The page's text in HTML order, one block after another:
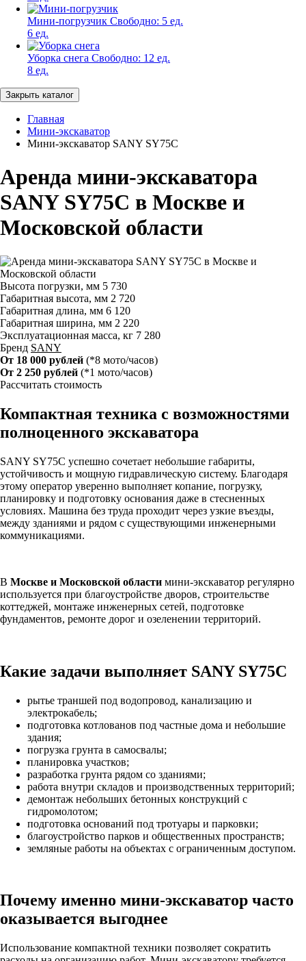
Мини-погрузчик Свободно: 5 ед.
6 ед.
Уборка снега Свободно: 12 ед.
8 ед.
Закрыть каталог
Главная
Мини-экскаватор
Мини-экскаватор SANY SY75C
Аренда мини-экскаватора
SANY SY75C в Москве и
Московской области
Высота погрузки, мм 5 730
Габаритная высота, мм 2 720
Габаритная длина, мм 6 120
Габаритная ширина, мм 2 220
Эксплуатационная масса, кг 7 280
Бренд SANY
От 18 000 рублей (*8 мото/часов)
От 2 250 рублей (*1 мото/часов)
Рассчитать стоимость
Компактная техника с возможностями
полноценного экскаватора
SANY SY75C успешно сочетает небольшие габариты,
устойчивость и мощную гидравлическую систему. Благодаря
этому оператор уверенно выполняет копание, погрузку,
планировку и подготовку основания даже в стесненных
условиях. Машина без труда проходит через узкие въезды,
между зданиями и рядом с существующими инженерными
коммуникациями.
В Москве и Московской области мини-экскаватор регулярно
используется при благоустройстве дворов, строительстве
коттеджей, монтаже инженерных сетей, подготовке
фундаментов, ремонте дорог и озеленении территорий.
Какие задачи выполняет SANY SY75C
рытье траншей под водопровод, канализацию и
электрокабель;
подготовка котлованов под частные дома и небольшие
здания;
погрузка грунта в самосвалы;
планировка участков;
разработка грунта рядом со зданиями;
работа внутри складов и производственных территорий;
демонтаж небольших бетонных конструкций с
гидромолотом;
подготовка оснований под тротуары и парковки;
благоустройство парков и общественных пространств;
земляные работы на объектах с ограниченным доступом.
Почему именно мини-экскаватор часто
оказывается выгоднее
Использование компактной техники позволяет сократить